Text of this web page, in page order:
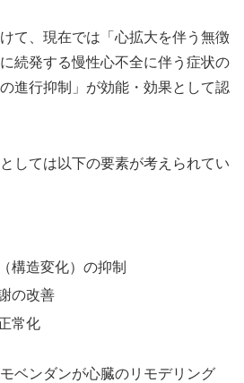
て、現在では「心拡大を伴う無徴
続発する慢性心不全に伴う症状の
進行抑制」が効能・効果として認
しては以下の要素が考えられてい
構造変化）の抑制
の改善
常化
ベンダンが心臓のリモデリング